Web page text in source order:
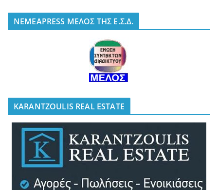
NEMEAPRESS ΜΕΛΟΣ ΤΗΣ Ε.Σ.Δ.
KARANTZOULIS REAL ESTATE